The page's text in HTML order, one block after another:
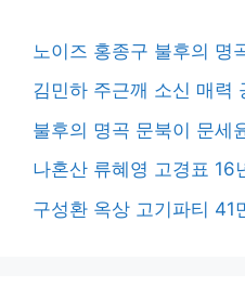
노이즈 홍종구 불후의 명
김민하 주근깨 소신 매력
불후의 명곡 문북이 문세
나혼산 류혜영 고경표 16
구성환 옥상 고기파티 41